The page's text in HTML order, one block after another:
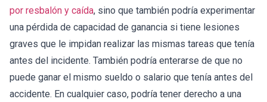
por resbalón y caída, sino que también podría experimentar
una pérdida de capacidad de ganancia si tiene lesiones
graves que le impidan realizar las mismas tareas que tenía
antes del incidente. También podría enterarse de que no
puede ganar el mismo sueldo o salario que tenía antes del
accidente. En cualquier caso, podría tener derecho a una